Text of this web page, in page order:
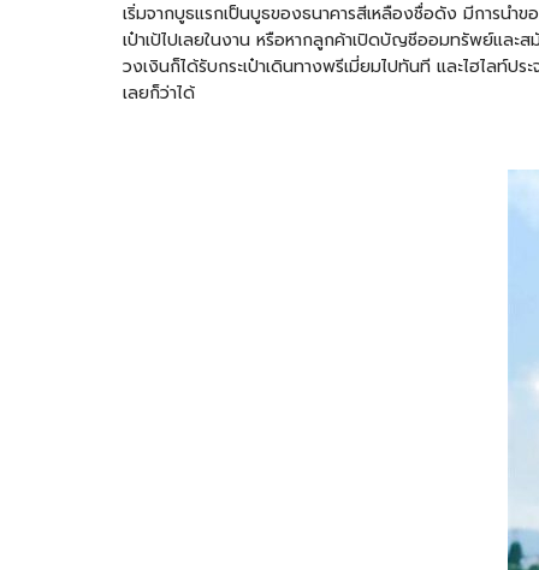
เริ่มจากบูธแรกเป็นบูธของธนาคารสีเหลืองชื่อดัง มีการนำ
เป๋าเป้ไปเลยในงาน หรือหากลูกค้าเปิดบัญชีออมทรัพย์แล
วงเงินก็ได้รับกระเป๋าเดินทางพรีเมี่ยมไปทันที และไฮไลท์
เลยก็ว่าได้